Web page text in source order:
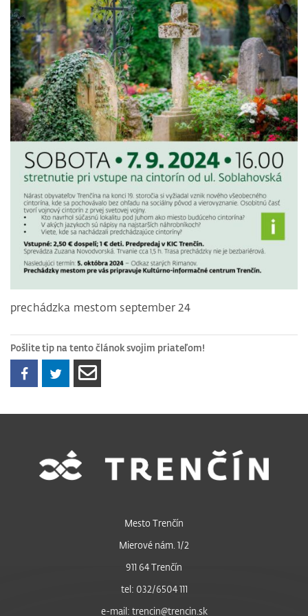
prechádzka mestom september 24
Pošlite tip na tento článok svojim priateľom!
Mesto Trenčín
Mierové nám. 1/2
911 64 Trenčín
tel: 032/6504 111
e-mail: trencin@trencin.sk